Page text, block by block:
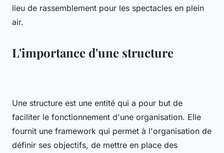
lieu de rassemblement pour les spectacles en plein
air.
L'importance d'une structure
Une structure est une entité qui a pour but de
faciliter le fonctionnement d'une organisation. Elle
fournit une framework qui permet à l'organisation de
définir ses objectifs, de mettre en place des